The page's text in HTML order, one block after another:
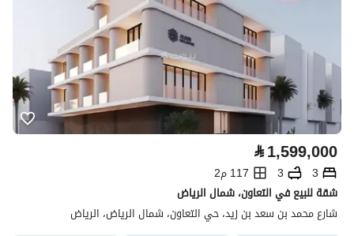
⃁1,599,000
3
3
117 م2
شقة للبيع في التعاون، شمال الرياض
شارع محمد بن سعد بن زيد، حي التعاون، شمال الرياض، الرياض